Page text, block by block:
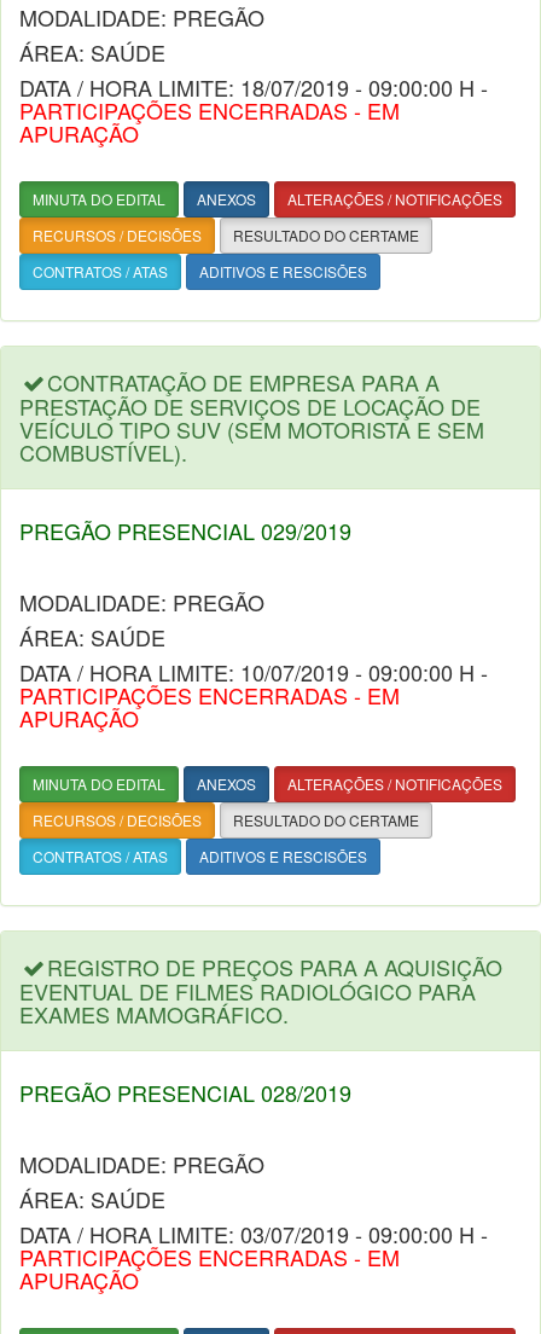
MODALIDADE: PREGÃO
ÁREA: SAÚDE
DATA / HORA LIMITE: 18/07/2019 - 09:00:00 H -
PARTICIPAÇÕES ENCERRADAS - EM
APURAÇÃO
MINUTA DO EDITAL ANEXOS
ALTERAÇÕES / NOTIFICAÇÕES
RECURSOS / DECISÕES
RESULTADO DO CERTAME
CONTRATOS / ATAS
ADITIVOS E RESCISÕES
CONTRATAÇÃO DE EMPRESA PARA A
PRESTAÇÃO DE SERVIÇOS DE LOCAÇÃO DE
VEÍCULO TIPO SUV (SEM MOTORISTA E SEM
COMBUSTÍVEL).
PREGÃO PRESENCIAL 029/2019
MODALIDADE: PREGÃO
ÁREA: SAÚDE
DATA / HORA LIMITE: 10/07/2019 - 09:00:00 H -
PARTICIPAÇÕES ENCERRADAS - EM
APURAÇÃO
MINUTA DO EDITAL ANEXOS
ALTERAÇÕES / NOTIFICAÇÕES
RECURSOS / DECISÕES
RESULTADO DO CERTAME
CONTRATOS / ATAS
ADITIVOS E RESCISÕES
REGISTRO DE PREÇOS PARA A AQUISIÇÃO
EVENTUAL DE FILMES RADIOLÓGICO PARA
EXAMES MAMOGRÁFICO.
PREGÃO PRESENCIAL 028/2019
MODALIDADE: PREGÃO
ÁREA: SAÚDE
DATA / HORA LIMITE: 03/07/2019 - 09:00:00 H -
PARTICIPAÇÕES ENCERRADAS - EM
APURAÇÃO